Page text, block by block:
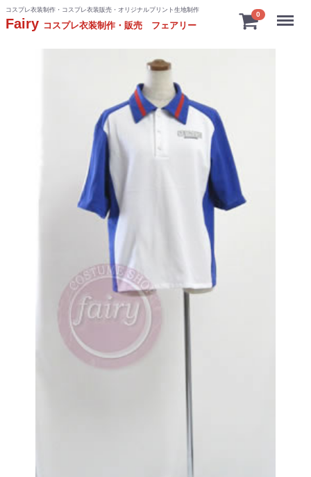
コスプレ衣装制作・コスプレ衣装販売・オリジナルプリント生地制作
Fairy コスプレ衣装制作・販売 フェアリー
0 Menu